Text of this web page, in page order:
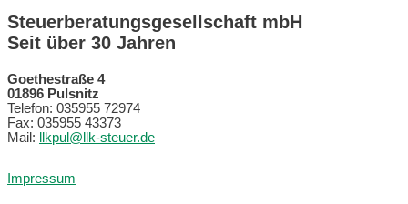
Steuerberatungsgesellschaft mbH
Seit über 30 Jahren
Goethestraße 4
01896 Pulsnitz
Telefon: 035955 72974
Fax: 035955 43373
Mail:
llkpul@llk-steuer.de
Impressum